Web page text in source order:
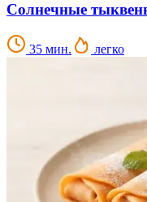
Солнечные
35 мин. легко